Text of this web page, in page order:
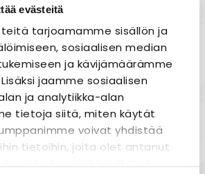
evästeitä
tarjoamamme sisällön ja
sosiaalisen median
ja kävijämäärämme
jaamme sosiaalisen
ja analytiikka-alan
tietoja siitä, miten käytät
voivat yhdistää
tietoihin, joita olet antanut
kerätty, kun olet käyttänyt
Joustavat maksutavat
os, 5-os